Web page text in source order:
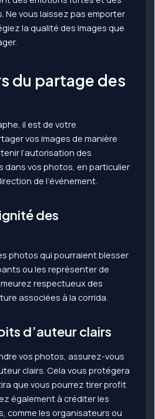
Ne vous laissez pas emporter
la qualité des images que
du partage des
il est de votre
vos images de manière
l’autorisation des
dans vos photos, en particulier
de l’événement.
des
photos qui pourraient blesser
ou les représenter de
respectueux des
associées à la corrida.
d’auteur clairs
vos photos, assurez-vous
clairs. Cela vous protégera
que vous pourrez tirer profit
également à créditer les
comme les organisateurs ou